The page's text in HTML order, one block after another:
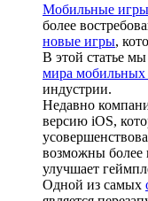
Мобильные игры
более
новые игры,
В этой статье
мира мобильных
индустрии.
Недавно
версию iOS,
возможны более
улучшает
Одной из самых